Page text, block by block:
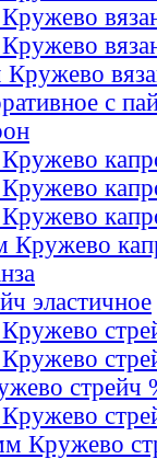
с
Кружево
эластичное
стрейч
Кружево